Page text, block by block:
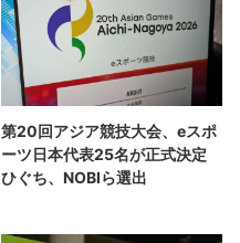
第20回アジア競技大会、eスポ
ーツ日本代表25名が正式決定
ひぐち、NOBIら選出